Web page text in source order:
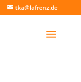
tka@lafrenz.de